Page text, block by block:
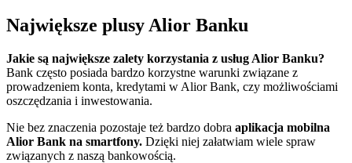
Największe plusy Alior Banku
Jakie są największe zalety korzystania z usług Alior Banku?
Bank często posiada bardzo korzystne warunki związane z
prowadzeniem konta, kredytami w Alior Bank, czy możliwościami
oszczędzania i inwestowania.
Nie bez znaczenia pozostaje też bardzo dobra aplikacja mobilna
Alior Bank na smartfony. Dzięki niej załatwiam wiele spraw
związanych z naszą bankowością.